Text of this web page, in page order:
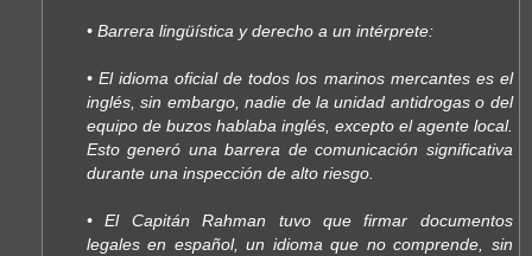
• Barrera lingüística y derecho a un intérprete:
• El idioma oficial de todos los marinos mercantes es el
inglés, sin embargo, nadie de la unidad antidrogas o del
equipo de buzos hablaba inglés, excepto el agente local.
Esto generó una barrera de comunicación significativa
durante una inspección de alto riesgo.
• El Capitán Rahman tuvo que firmar documentos
legales en español, un idioma que no comprende, sin